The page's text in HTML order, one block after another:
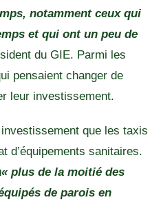
notamment ceux qui
et qui ont un peu de
du GIE. Parmi les
pensaient changer de
leur investissement.
que les taxis
d’équipements sanitaires.
« plus de la moitié des
de parois en